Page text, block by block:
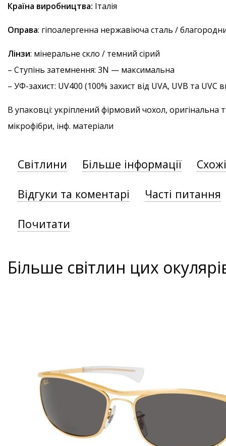
Країна виробництва: Італія
Оправа: гіпоалергенна нержавіюча сталь /
Лінзи: мінеральне скло / темний сірий
– Ступінь затемнення: 3N — максимальна
– УФ-захист: UV400 (100% захист від UVA, UVB та
В упаковці: укріплений фірмовий чохол, оригінальна
мікрофібри, інф. матеріали
Світлини Більше інформації
Відгуки та коментарі Часті питання
Почитати
Більше світлин цих